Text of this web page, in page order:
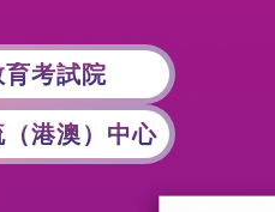
育考試院
港澳）中心